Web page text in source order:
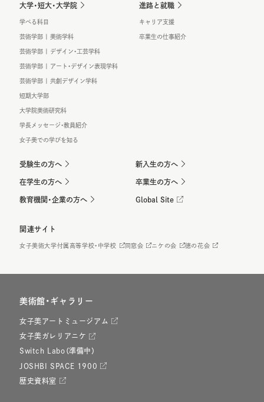
大学・短大・大学院
学べる科目
芸術学部 | 美術学科
芸術学部 | デザイン・工芸学科
芸術学部 | アート・デザイン表現学科
芸術学部 | 共創デザイン学科
短期大学部
大学院美術研究科
学長メッセージ・教員紹介
女子美での学びを知る
進路と就職
キャリア支援
卒業生の仕事紹介
受験生の方へ 新入生の方へ
在学生の方へ 卒業生の方へ
教育機関・企業の方へ Global Site
関連サイト
女子美術大学付属高等学校・中学校 同窓会 ニケの会 徳の花会
美術館・ギャラリー
女子美アートミュージアム
女子美ガレリアニケ
Switch Labo（準備中）
JOSHBI SPACE 1900
歴史資料室